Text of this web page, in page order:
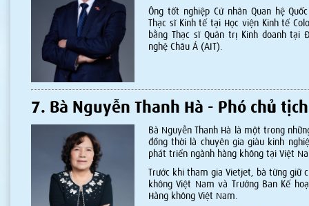
Ông tốt nghiệp Cử nhân Quan hệ
Thạc sĩ Kinh tế tại Học viện Kinh tế
bằng Thạc sĩ Quản trị Kinh doanh tại
nghệ Châu Á (AIT).
7. Bà Nguyễn Thanh Hà - Phó chủ tịch
Bà Nguyễn Thanh Hà là một trong
đồng thời là chuyên gia giàu kinh
phát triển ngành hàng không tại Việt
Trước khi tham gia Vietjet, bà từng giữ
không Việt Nam và Trưởng Ban Kế
Hàng không Việt Nam.